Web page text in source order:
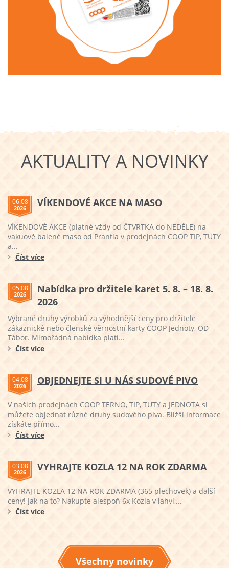
AKTUALITY A NOVINKY
06.08
2026 VÍKENDOVÉ AKCE NA MASO
VÍKENDOVÉ AKCE (platné vždy od ČTVRTKA do NEDĚLE) na
vakuově balené maso od Prantla v prodejnách COOP TIP, TUTY
a...
Číst více
05.08
2026
Nabídka pro držitele karet 5. 8. – 18. 8.
2026
Vybrané druhy výrobků za výhodnější ceny pro držitele
zákaznické nebo členské věrnostní karty COOP Jednoty, OD
Tábor. Mimořádná nabídka platí...
Číst více
04.08
2026 OBJEDNEJTE SI U NÁS SUDOVÉ PIVO
V našich prodejnách COOP TERNO, TIP, TUTY a JEDNOTA si
můžete objednat různé druhy sudového piva. Bližší informace
získáte přímo...
Číst více
03.08
2026 VYHRAJTE KOZLA 12 NA ROK ZDARMA
VYHRAJTE KOZLA 12 NA ROK ZDARMA (365 plechovek) a další
ceny! Jak na to? Nakupte alespoň 6x Kozla v lahvi,...
Číst více
Všechny novinky